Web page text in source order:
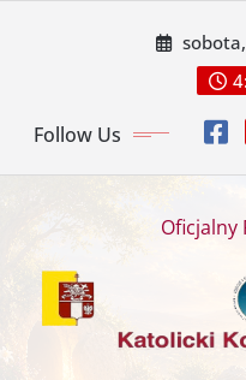
Follow Us
Oficjalny